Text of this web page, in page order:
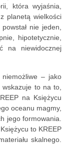
która wyjaśnia,
planetą wielkości
nie jeden,
hipotetycznie,
na niewidocznej
– jako
to na to,
na Księżycu
oceanu magmy,
jego formowania.
to KREEP
skalnego.